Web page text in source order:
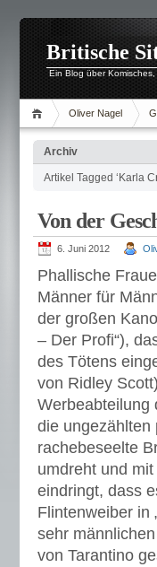
Britische
Ein Blog über
Oliver Nagel
Archiv
Artikel Tagged ‘Karla
Von der
6. Juni 2012
Phallische
Männer für
der großen
– Der Profi“),
des Tötens
von Ridley
Werbeabteilung
die ungezählten
rachebeseelte
umdreht und
eindringt, dass
Flintenweiber in
sehr
von Tarantino